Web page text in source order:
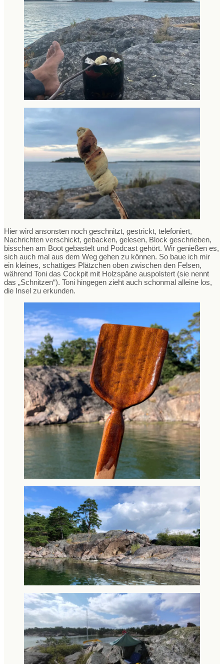
Hier wird ansonsten noch geschnitzt, gestrickt, telefoniert,
Nachrichten verschickt, gebacken, gelesen, Block geschrieben,
bisschen am Boot gebastelt und Podcast gehört. Wir genießen es,
sich auch mal aus dem Weg gehen zu können. So baue ich mir
ein kleines, schattiges Plätzchen oben zwischen den Felsen,
während Toni das Cockpit mit Holzspäne auspolstert (sie nennt
das „Schnitzen“). Toni hingegen zieht auch schonmal alleine los,
die Insel zu erkunden.